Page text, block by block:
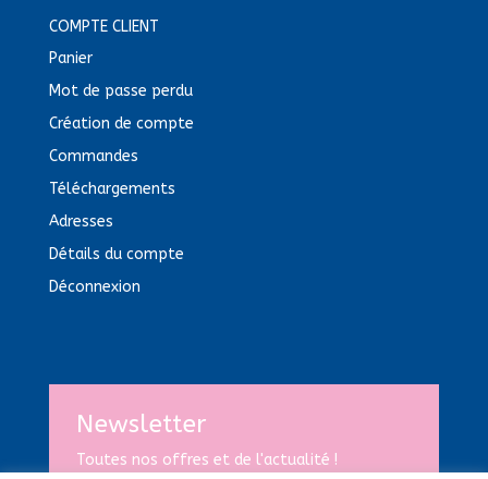
COMPTE CLIENT
Panier
Mot de passe perdu
Création de compte
Commandes
Téléchargements
Adresses
Détails du compte
Déconnexion
Newsletter
Toutes nos offres et de l'actualité !